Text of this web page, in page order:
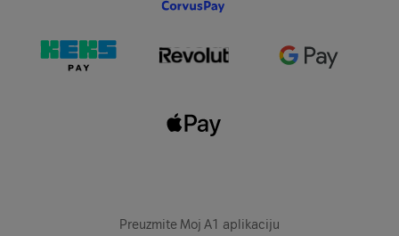
Preuzmite Moj A1 aplikaciju